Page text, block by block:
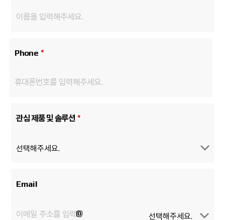
Phone *
관심 제품 및 솔루션 *
Email
@